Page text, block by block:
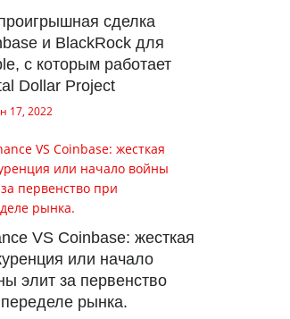
сделка
и BlackRock для
с которым работает
Dollar Project
17, 2022
VS Coinbase: жесткая
или начало
элит за первенство
рынка.